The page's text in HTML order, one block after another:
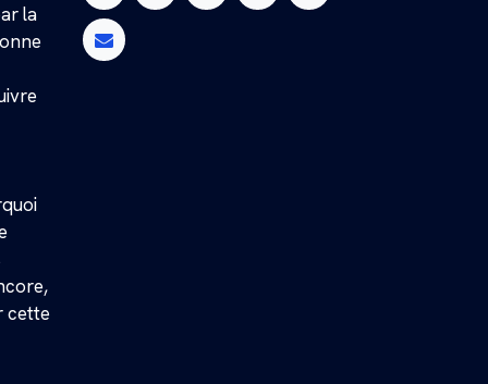
la
cette